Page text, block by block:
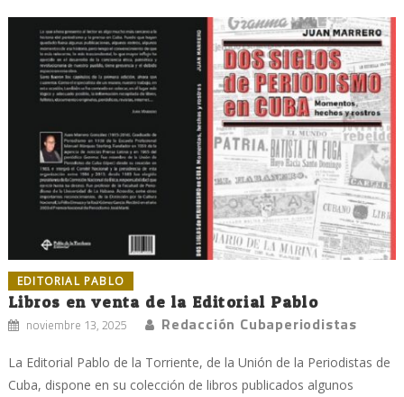
EDITORIAL PABLO
Libros en venta de la Editorial Pablo
noviembre 13, 2025 Redacción Cubaperiodistas
La Editorial Pablo de la Torriente, de la Unión de la Periodistas de
Cuba, dispone en su colección de libros publicados algunos